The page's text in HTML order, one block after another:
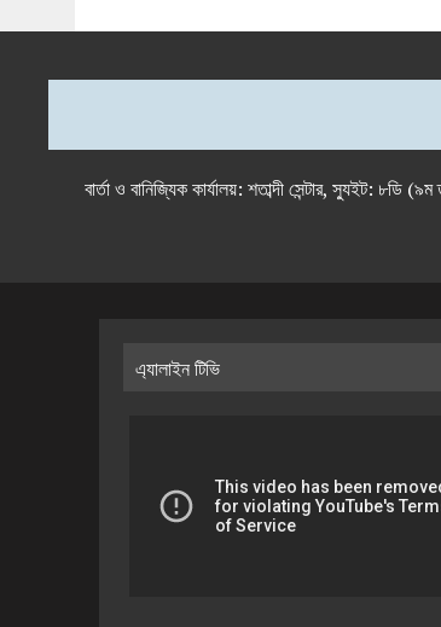
বার্তা ও বানিজ্যিক কার্যালয়: শতাব্দী সেন্টার,
এ্যালাইন টিভি